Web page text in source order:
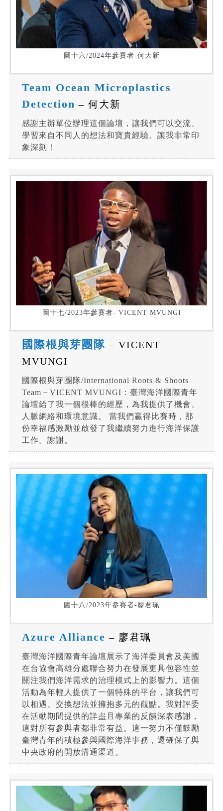
圖十六/2024年參賽者-何大新
Team Ocean Microplastics
Detection – 何大新
感謝主辦單位辦理這個論壇，讓我們可以交流、
學習來自不同人的想法和寶貴經驗。讓我非常印
象深刻！
圖十七/2023年參賽者- VICENT MVUNGI
國際根與芽團隊 – VICENT
MVUNGI
國際根與芽團隊/International Roots & Shoots
Team－VICENT MVUNGI：臺灣海洋國際青年
論壇給了我一個很棒的經歷，為我提供了機會、
人脈網絡和環境意識。 當我們贏得比賽時，那
份幸福感激勵並啟發了我繼續努力進行海洋保護
工作。謝謝。
圖十八/2023年參賽者-廖君珮
Azure Alliance – 廖君珮
臺灣海洋國際青年論壇展示了海洋委員會及美國
在台協會高雄分處聯合努力在發展更具包容性並
關注我們海洋需求的治理模式上的影響力。這個
活動為年輕人提供了一個特殊的平台，讓我們可
以相遇、交換想法並擁抱多元的觀點。我對評委
在活動期間提供的詳盡且專業的反饋深表感謝，
這對所有參與者都非常有益。這一努力不僅鼓勵
臺灣青年的積極參與國際海洋事務，還確保了與
中央政府的開放溝通渠道。